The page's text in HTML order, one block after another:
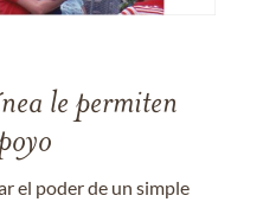
le permiten
el poder de un simple